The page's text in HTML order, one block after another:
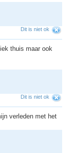
Dit is niet ok
thuis maar ook
Dit is niet ok
verleden met het